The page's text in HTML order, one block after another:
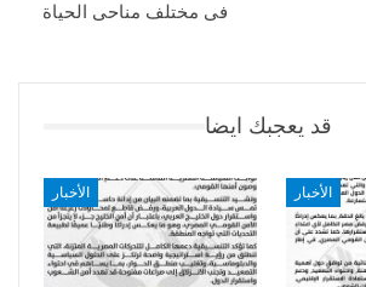
فى مختلف مناحى الحياة
قد يعجبك ايضا
الأخبار الأخبار